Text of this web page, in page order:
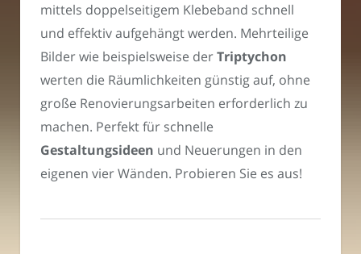
mittels doppelseitigem Klebeband schnell
und effektiv aufgehängt werden. Mehrteilige
Bilder wie beispielsweise derTriptychon
werten die Räumlichkeiten günstig auf, ohne
große Renovierungsarbeiten erforderlich zu
machen. Perfekt für schnelle
Gestaltungsideen und Neuerungen in den
eigenen vier Wänden. Probieren Sie es aus!